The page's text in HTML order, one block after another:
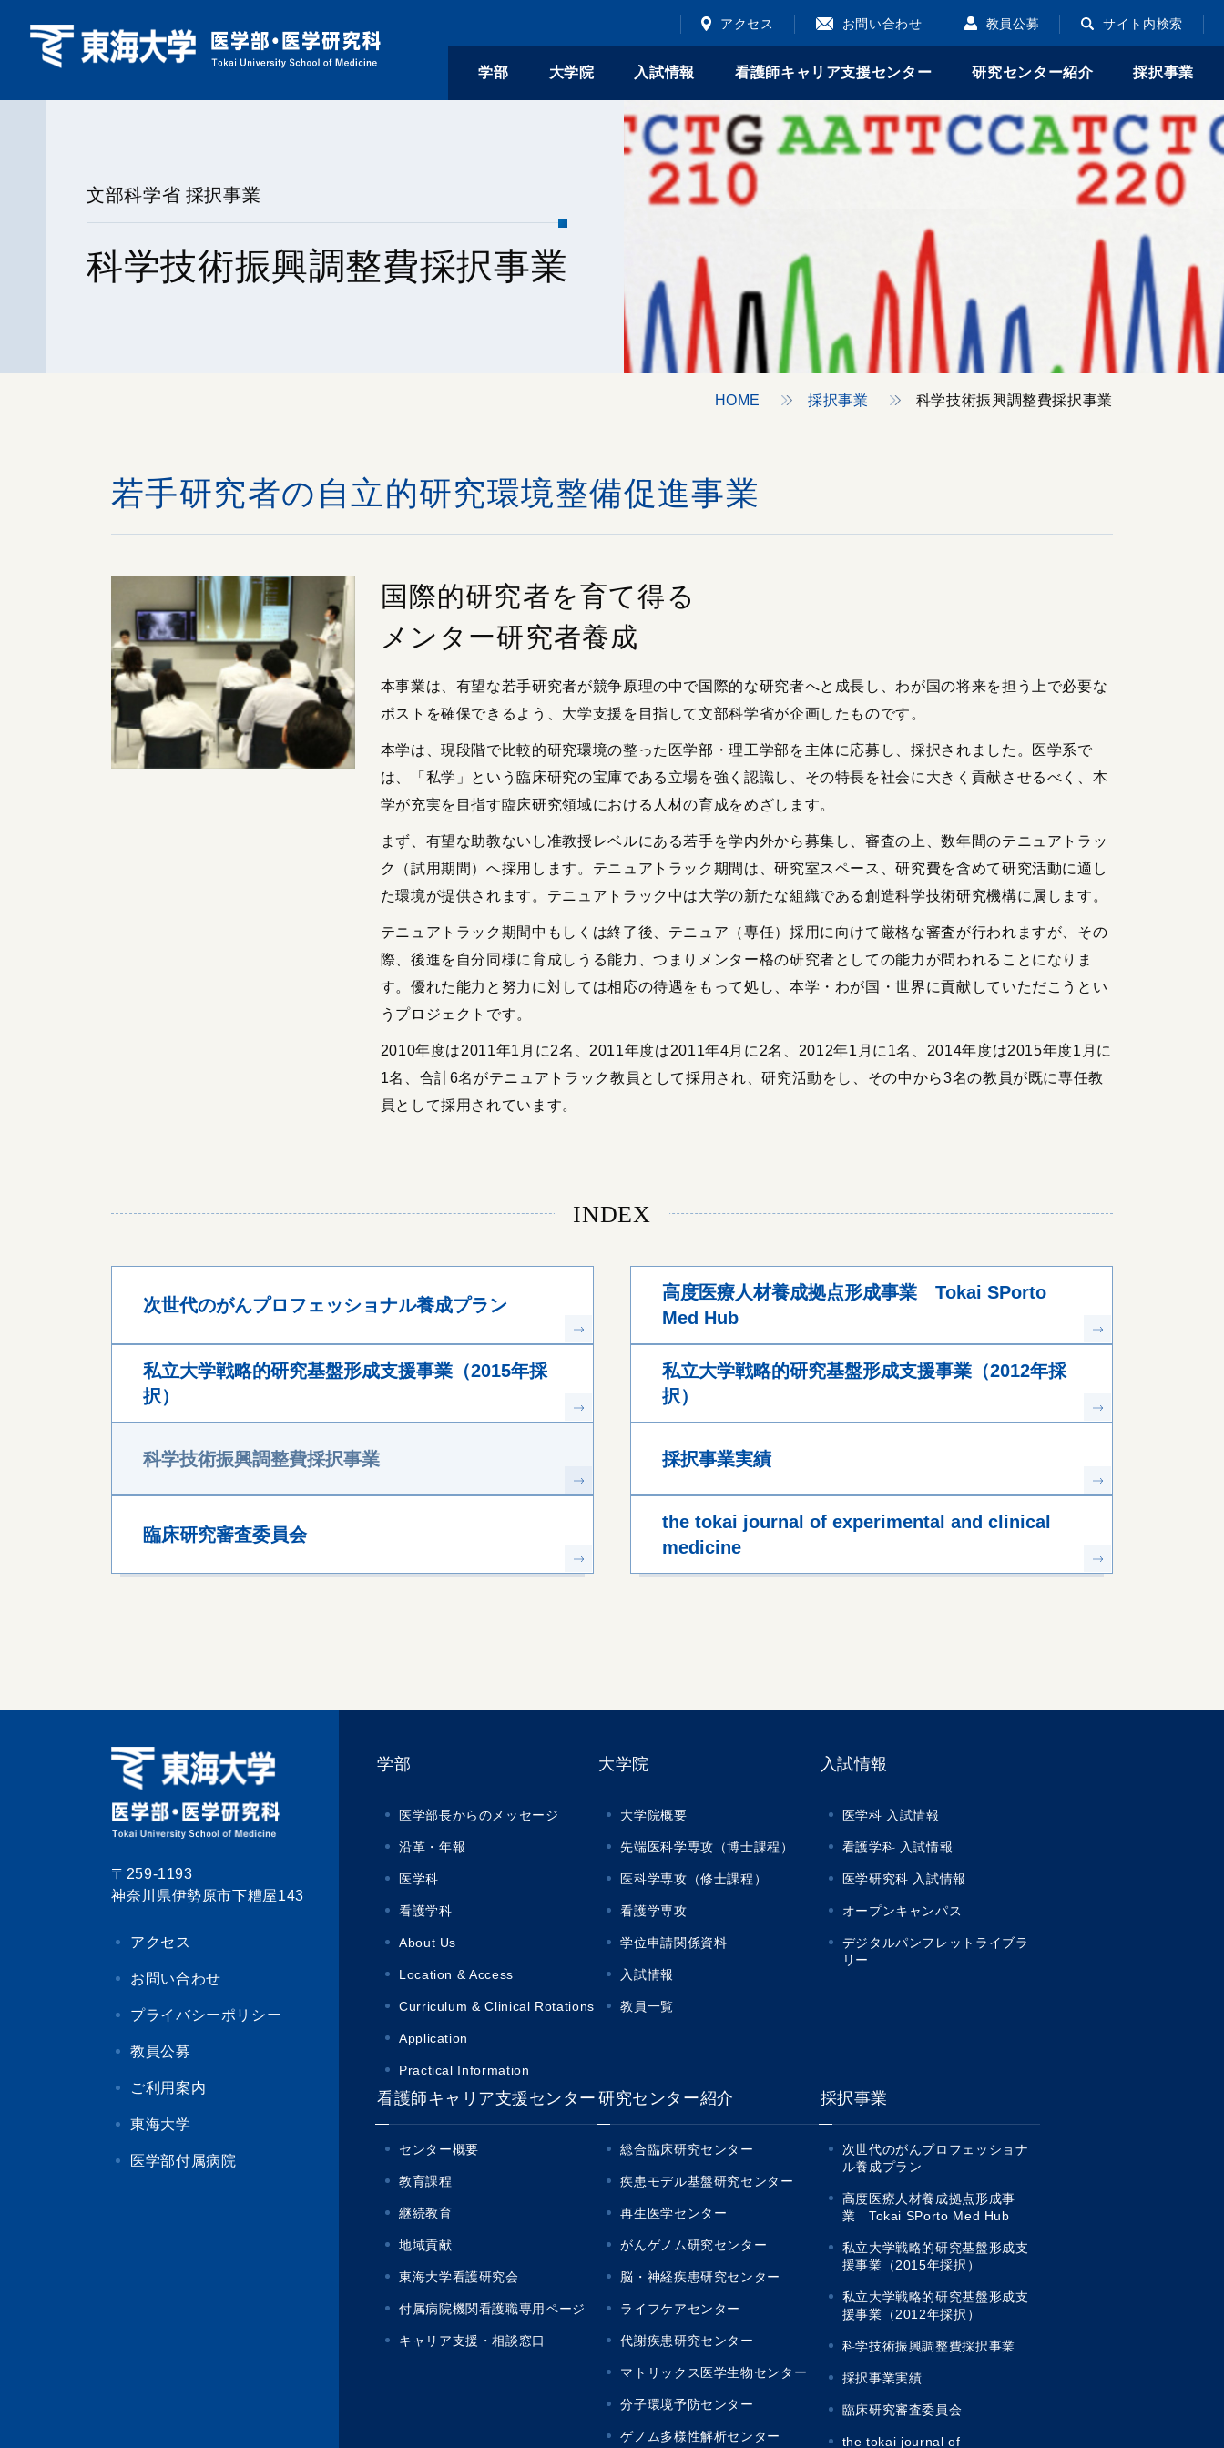
学部 大学院 入試情報 看護師キャリア支援センター 研究センター紹介 採択事業
アクセス お問い合わせ 教員公募 サイト内検索
文部科学省 採択事業
科学技術振興調整費採択事業
HOME 採択事業 科学技術振興調整費採択事業
若手研究者の自立的研究環境整備促進事業
国際的研究者を育て得る
メンター研究者養成
本事業は、有望な若手研究者が競争原理の中で国際的な研究者へと成長し、わが国の将来を担う上で必要な
ポストを確保できるよう、大学支援を目指して文部科学省が企画したものです。
本学は、現段階で比較的研究環境の整った医学部・理工学部を主体に応募し、採択されました。医学系で
は、「私学」という臨床研究の宝庫である立場を強く認識し、その特長を社会に大きく貢献させるべく、本
学が充実を目指す臨床研究領域における人材の育成をめざします。
まず、有望な助教ないし准教授レベルにある若手を学内外から募集し、審査の上、数年間のテニュアトラッ
ク（試用期間）へ採用します。テニュアトラック期間は、研究室スペース、研究費を含めて研究活動に適し
た環境が提供されます。テニュアトラック中は大学の新たな組織である創造科学技術研究機構に属します。
テニュアトラック期間中もしくは終了後、テニュア（専任）採用に向けて厳格な審査が行われますが、その
際、後進を自分同様に育成しうる能力、つまりメンター格の研究者としての能力が問われることになりま
す。優れた能力と努力に対しては相応の待遇をもって処し、本学・わが国・世界に貢献していただこうとい
うプロジェクトです。
2010年度は2011年1月に2名、2011年度は2011年4月に2名、2012年1月に1名、2014年度は2015年度1月に
1名、合計6名がテニュアトラック教員として採用され、研究活動をし、その中から3名の教員が既に専任教
員として採用されています。
INDEX
次世代のがんプロフェッショナル養成プラン
高度医療人材養成拠点形成事業 Tokai SPorto
Med Hub
私立大学戦略的研究基盤形成支援事業（2015年採
択）
私立大学戦略的研究基盤形成支援事業（2012年採
択）
科学技術振興調整費採択事業 採択事業実績
臨床研究審査委員会
the tokai journal of experimental and clinical
medicine
〒259-1193
神奈川県伊勢原市下糟屋143
アクセス
お問い合わせ
プライバシーポリシー
教員公募
ご利用案内
東海大学
医学部付属病院
学部
医学部長からのメッセージ
沿革・年報
医学科
看護学科
About Us
Location & Access
Curriculum & Clinical Rotations
Application
Practical Information
大学院
大学院概要
先端医科学専攻（博士課程）
医科学専攻（修士課程）
看護学専攻
学位申請関係資料
入試情報
教員一覧
入試情報
医学科 入試情報
看護学科 入試情報
医学研究科 入試情報
オープンキャンパス
デジタルパンフレットライブラ
リー
看護師キャリア支援センター
センター概要
教育課程
継続教育
地域貢献
東海大学看護研究会
付属病院機関看護職専用ページ
キャリア支援・相談窓口
研究センター紹介
総合臨床研究センター
疾患モデル基盤研究センター
再生医学センター
がんゲノム研究センター
脳・神経疾患研究センター
ライフケアセンター
代謝疾患研究センター
マトリックス医学生物センター
分子環境予防センター
ゲノム多様性解析センター
採択事業
次世代のがんプロフェッショナ
ル養成プラン
高度医療人材養成拠点形成事
業 Tokai SPorto Med Hub
私立大学戦略的研究基盤形成支
援事業（2015年採択）
私立大学戦略的研究基盤形成支
援事業（2012年採択）
科学技術振興調整費採択事業
採択事業実績
臨床研究審査委員会
the tokai journal of